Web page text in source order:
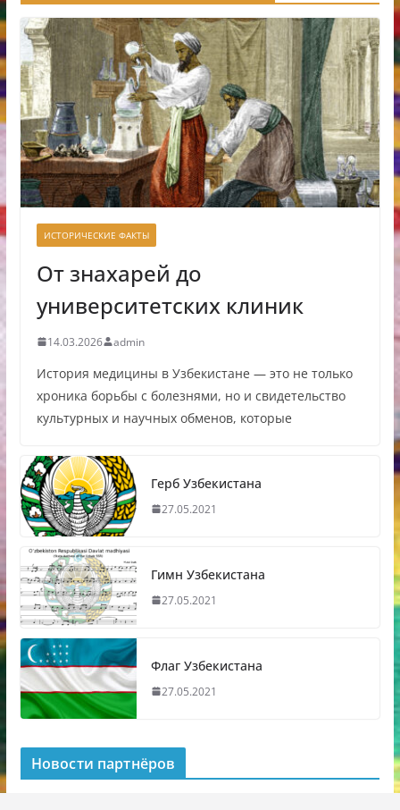
ИСТОРИЧЕСКИЕ ФАКТЫ
От знахарей до
университетских клиник
14.03.2026 admin
История медицины в Узбекистане — это не только
хроника борьбы с болезнями, но и свидетельство
культурных и научных обменов, которые
Герб Узбекистана
27.05.2021
Гимн Узбекистана
27.05.2021
Флаг Узбекистана
27.05.2021
Новости партнёров